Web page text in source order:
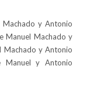
y Antonio
Manuel Machado y
Machado y Antonio
y Antonio